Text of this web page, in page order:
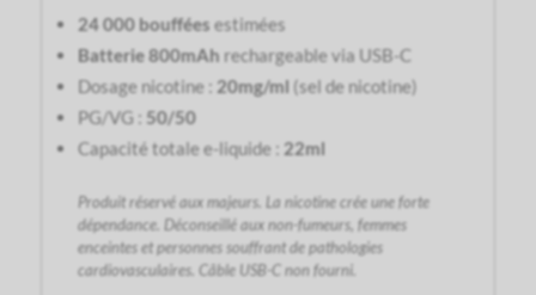
24 000 boufféesestimées
Batterie 800mAhrechargeable via USB-C
Dosage nicotine : 20mg/ml(sel de nicotine)
PG/VG : 50/50
Capacité totale e-liquide : 22ml
Produit réservé aux majeurs. La nicotine crée une forte
dépendance. Déconseillé aux non-fumeurs, femmes
enceintes et personnes souffrant de pathologies
cardiovasculaires. Câble USB-C non fourni.